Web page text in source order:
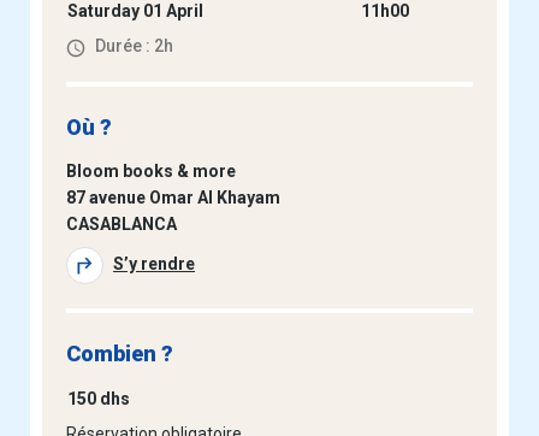
Saturday 01 April
11h00
Durée : 2h
Où ?
Bloom books & more
87 avenue Omar Al Khayam
CASABLANCA
S’y rendre
Combien ?
150 dhs